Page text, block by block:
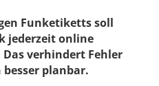
Funketiketts soll
jederzeit online
verhindert Fehler
planbar.